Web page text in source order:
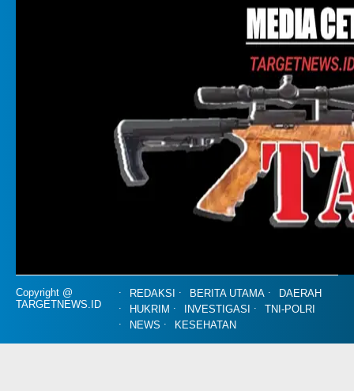
Copyright @
TARGETNEWS.ID
REDAKSI BERITA UTAMA
DAERAH
HUKRIM
INVESTIGASI
TNI-POLRI
NEWS
KESEHATAN